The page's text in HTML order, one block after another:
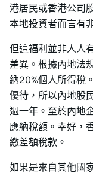
港居民或香港公司
本地投資者而言有
但這福利並非人人
差異。根據內地法
納20%個人所得稅
優待，所以內地股
過一年。至於內地
應納稅額。幸好，
繳差額稅款。
如果是來自其他國